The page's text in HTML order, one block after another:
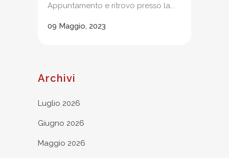
Appuntamento e ritrovo presso la...
09 Maggio, 2023
Archivi
Luglio 2026
Giugno 2026
Maggio 2026